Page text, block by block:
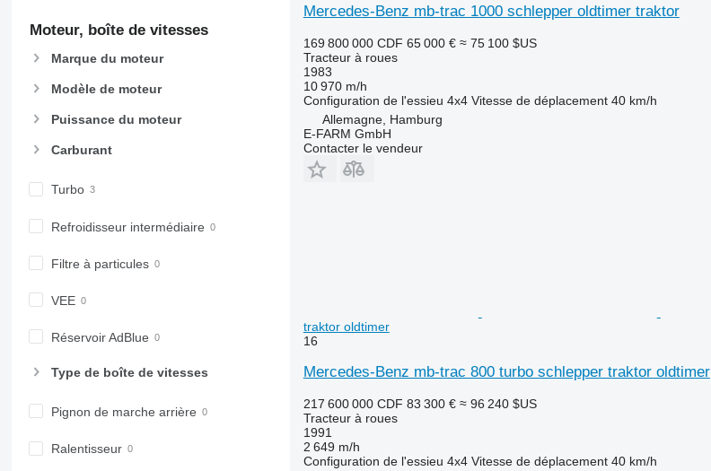
6800
6810
6820
6900
6910
6930
7215 R
7230 R
7260 R
7280 R
7290 R
7430
7700
Moteur, boîte de vitesses
Marque du moteur
Modèle de moteur
Puissance du moteur
Carburant
Turbo
Refroidisseur intermédiaire
Filtre à particules
VEE
Réservoir AdBlue
Type de boîte de vitesses
Pignon de marche arrière
Ralentisseur
Mercedes-Benz mb-trac 1000 schlepper oldtimer traktor
169 800 000 CDF 65 000 € ≈ 75 100 $US
Tracteur à roues
1983
10 970 m/h
Configuration de l'essieu 4x4 Vitesse de déplacement 40 km/h
Allemagne, Hamburg
E-FARM GmbH
Contacter le vendeur
traktor oldtimer
16
Mercedes-Benz mb-trac 800 turbo schlepper traktor oldtimer
217 600 000 CDF 83 300 € ≈ 96 240 $US
Tracteur à roues
1991
2 649 m/h
Configuration de l'essieu 4x4 Vitesse de déplacement 40 km/h